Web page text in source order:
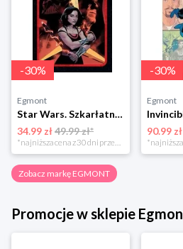
-30%
Egmont
Star Wars. Szkarłatne rządy Egmont
34.99 zł49.99 zł*
-30%
Egmont
90.99 zł
Zobacz markę EGMONT
Promocje w sklepie